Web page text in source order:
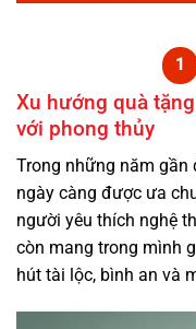
1
Xu hướng quà
với phong thủy
Trong những năm gần
ngày càng được ưa
người yêu thích nghệ
còn mang trong mình
hút tài lộc, bình an và